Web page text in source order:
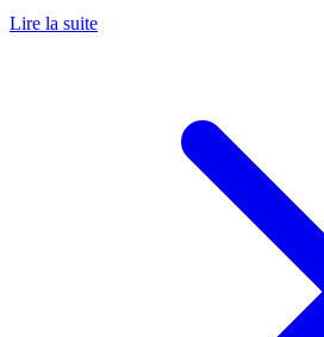
Lire la suite